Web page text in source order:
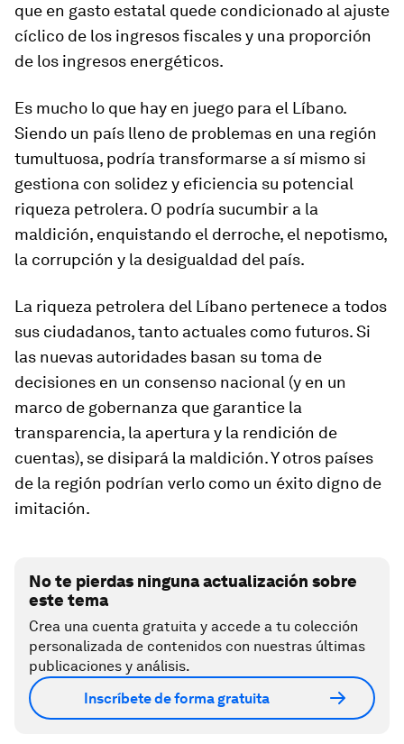
que en gasto estatal quede condicionado al ajuste
cíclico de los ingresos fiscales y una proporción
de los ingresos energéticos.
Es mucho lo que hay en juego para el Líbano.
Siendo un país lleno de problemas en una región
tumultuosa, podría transformarse a sí mismo si
gestiona con solidez y eficiencia su potencial
riqueza petrolera. O podría sucumbir a la
maldición, enquistando el derroche, el nepotismo,
la corrupción y la desigualdad del país.
La riqueza petrolera del Líbano pertenece a todos
sus ciudadanos, tanto actuales como futuros. Si
las nuevas autoridades basan su toma de
decisiones en un consenso nacional (y en un
marco de gobernanza que garantice la
transparencia, la apertura y la rendición de
cuentas), se disipará la maldición. Y otros países
de la región podrían verlo como un éxito digno de
imitación.
No te pierdas ninguna actualización sobre
este tema
Crea una cuenta gratuita y accede a tu colección
personalizada de contenidos con nuestras últimas
publicaciones y análisis.
Inscríbete de forma gratuita